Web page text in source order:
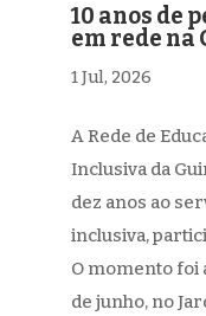
10 anos de
em rede na
1 Jul, 2026
A Rede de
Inclusiva da
dez anos ao
inclusiva,
O momento foi
de junho, no